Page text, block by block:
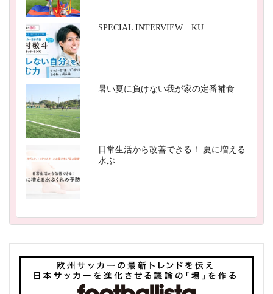
SPECIAL INTERVIEW KU…
暑い夏に負けない我が家の定番補食
日常生活から改善できる！ 夏に増える
水ぶ…